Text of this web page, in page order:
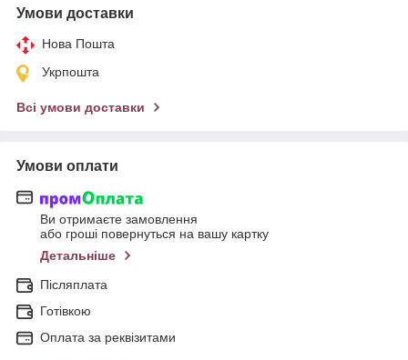
Умови доставки
Нова Пошта
Укрпошта
Всі умови доставки
Умови оплати
Ви отримаєте замовлення
або гроші повернуться на вашу картку
Детальніше
Післяплата
Готівкою
Оплата за реквізитами